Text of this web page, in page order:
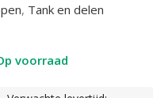
, Tank en delen
voorraad